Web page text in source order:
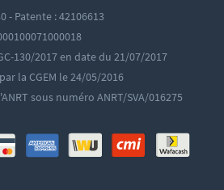
- Patente : 42106613
130/2017 en date du 21/07/2017
la CGEM le 24/05/2016
sous numéro ANRT/SVA/016275